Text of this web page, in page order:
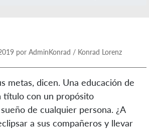
por AdminKonrad / Konrad Lorenz
metas, dicen. Una educación de
título con un propósito
de cualquier persona. ¿A
a sus compañeros y llevar